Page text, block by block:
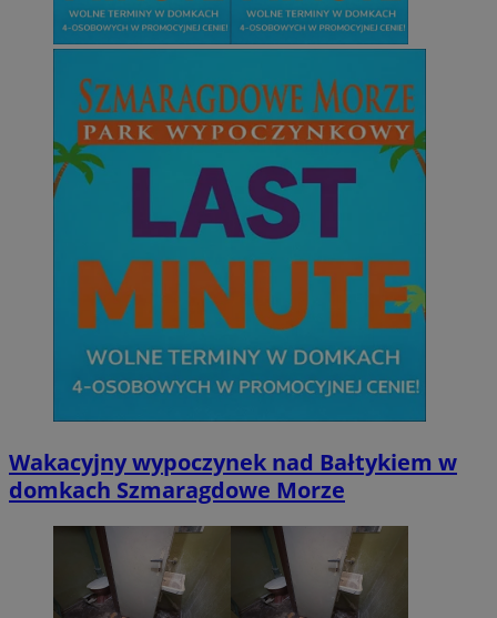
Wakacyjny wypoczynek nad Bałtykiem w
domkach Szmaragdowe Morze